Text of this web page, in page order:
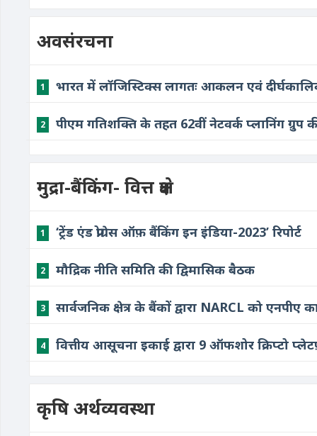
अवसंरचना
1 भारत में लॉजिस्टिक्स लागतः आकलन एवं
2 पीएम गतिशक्ति के तहत 62वीं नेटवर्क प्लानिंग ग्रुप
मुद्रा-बैंकिंग- वित्त क्षेत्र
1 ‘ट्रेंड एंड प्रोग्रेस ऑफ़ बैंकिंग इन इंडिया-2023’ रिपोर्ट
2 मौद्रिक नीति समिति की द्विमासिक बैठक
3 सार्वजनिक क्षेत्र के बैंकों द्वारा NARCL को एनपीए
4 वित्तीय आसूचना इकाई द्वारा 9 ऑफशोर क्रिप्टो
कृषि अर्थव्यवस्था